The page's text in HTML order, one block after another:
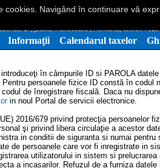
Municipiului
Informaţii Calendarul taxelor
în câmpurile ID si PAROLA
persoanele fizice ID constă în codul
de înregistrare fiscală. Daca nu
in noul Portal de servicii electronice.
2016/679 privind protecţia persoanelor
şi privind libera circulaţie a acestor
in conditii de siguranta si numai
de persoanele care vor fi inregistrate in
utilizatorului in sistem si prelucrarea
a incasarilor. Refuzul de a furniza
cookies. Navigând în continuare vă